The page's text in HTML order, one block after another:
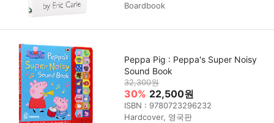
Boardbook
Peppa Pig : Peppa's Super Noisy
Sound Book
32,300원
30% 22,500원
ISBN : 9780723296232
Hardcover, 영국판